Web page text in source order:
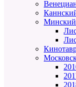
Минский